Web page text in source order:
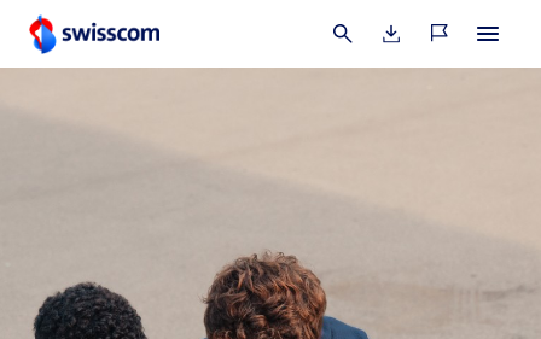
Clearingstelle im Einzelfall. Im Berichtsjahr sind keine
Ausnahmen gewährt worden.